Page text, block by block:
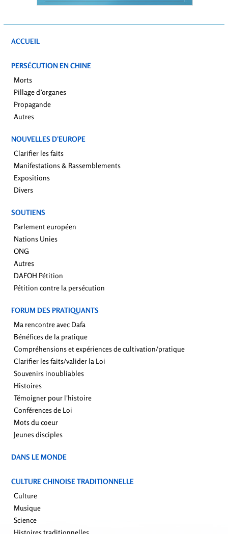
ACCUEIL
PERSÉCUTION EN CHINE
Morts
Pillage d’organes
Propagande
Autres
NOUVELLES D’EUROPE
Clarifier les faits
Manifestations & Rassemblements
Expositions
Divers
SOUTIENS
Parlement européen
Nations Unies
ONG
Autres
DAFOH Pétition
Pétition contre la persécution
FORUM DES PRATIQUANTS
Ma rencontre avec Dafa
Bénéfices de la pratique
Compréhensions et expériences de cultivation/pratique
Clarifier les faits/valider la Loi
Souvenirs inoubliables
Histoires
Témoigner pour l'histoire
Conférences de Loi
Mots du coeur
Jeunes disciples
DANS LE MONDE
CULTURE CHINOISE TRADITIONNELLE
Culture
Musique
Science
Histoires traditionnelles